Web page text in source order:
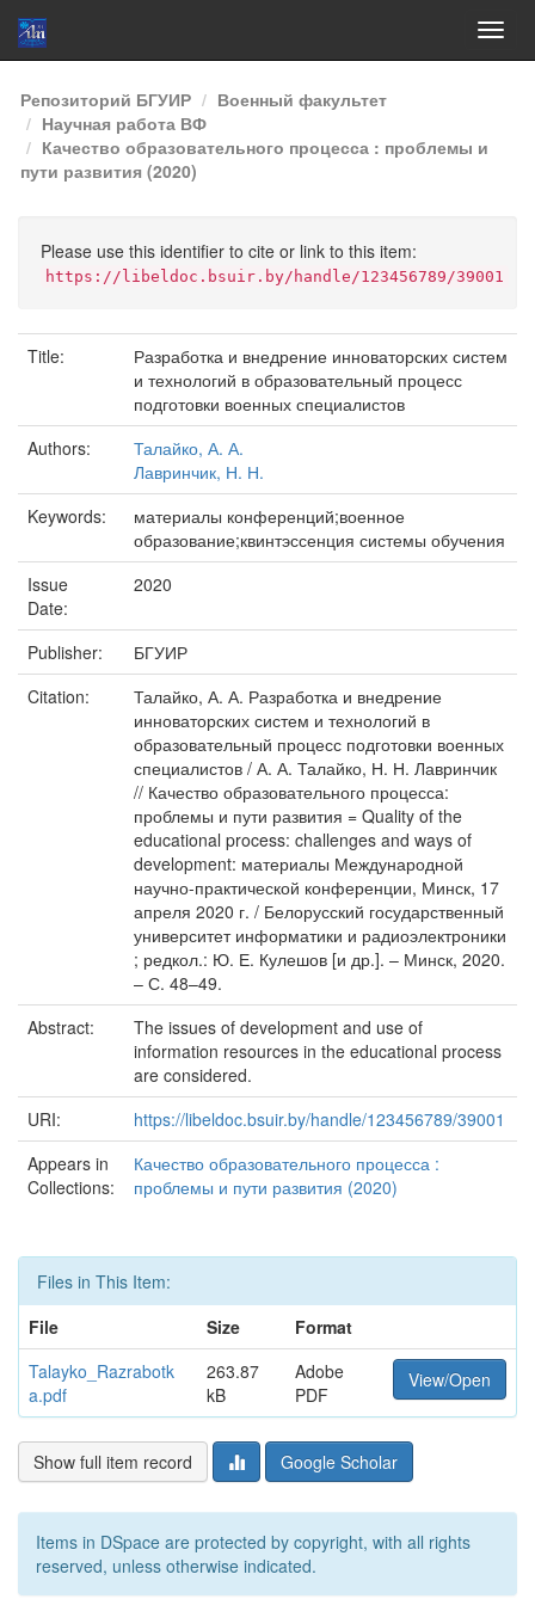
Skip
navigation
Репозиторий БГУИР
Военный факультет
Научная работа ВФ
Качество образовательного процесса : проблемы и
пути развития (2020)
Please use this identifier to cite or link to this item:
https://libeldoc.bsuir.by/handle/123456789/39001
Title:
Разработка и внедрение инноваторских систем
и технологий в образовательный процесс
подготовки военных специалистов
Authors:
Талайко, А. А.
Лавринчик, Н. Н.
Keywords:
материалы конференций;военное
образование;квинтэссенция системы обучения
Issue
Date:
2020
Publisher:
БГУИР
Citation:
Талайко, А. А. Разработка и внедрение
инноваторских систем и технологий в
образовательный процесс подготовки военных
специалистов / А. А. Талайко, Н. Н. Лавринчик
// Качество образовательного процесса:
проблемы и пути развития = Quality of the
educational process: challenges and ways of
development: материалы Международной
научно-практической конференции, Минск, 17
апреля 2020 г. / Белорусский государственный
университет информатики и радиоэлектроники
; редкол.: Ю. Е. Кулешов [и др.]. – Минск, 2020.
– С. 48–49.
Abstract:
The issues of development and use of
information resources in the educational process
are considered.
URI:
https://libeldoc.bsuir.by/handle/123456789/39001
Appears in
Collections:
Качество образовательного процесса :
проблемы и пути развития (2020)
Files in This Item:
File
Size
Format
Talayko_Razrabotk
a.pdf
263.87
kB
Adobe
PDF
View/Open
Show full item record Google Scholar
Items in DSpace are protected by copyright, with all rights
reserved, unless otherwise indicated.